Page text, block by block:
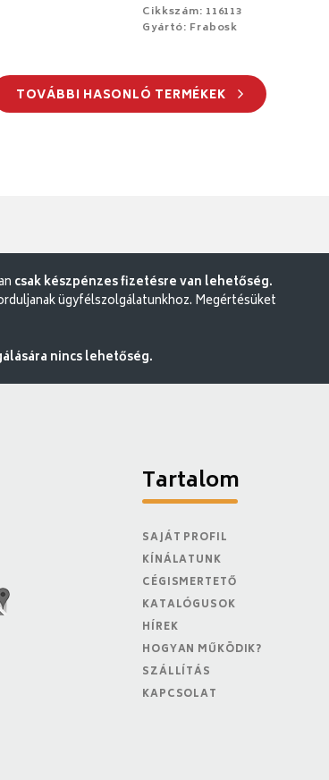
Cikkszám: 116113
Gyártó: Frabosk
TOVÁBBI HASONLÓ TERMÉKEK
csak készpénzes fizetésre van lehetőség.
ügyfélszolgálatunkhoz. Megértésüket
nincs lehetőség.
Tartalom
SAJÁT PROFIL
KÍNÁLATUNK
CÉGISMERTETŐ
KATALÓGUSOK
HÍREK
HOGYAN MŰKÖDIK?
SZÁLLÍTÁS
KAPCSOLAT